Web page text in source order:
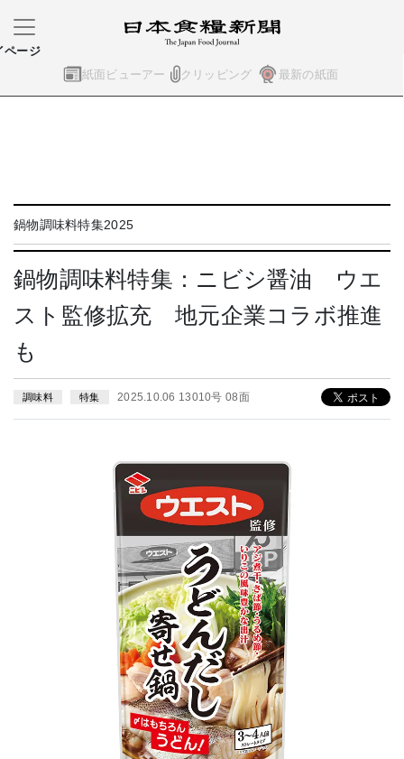
紙面ビューアー クリッピング 最新の紙面
ページ
鍋物調味料特集2025
鍋物調味料特集：ニビシ醤油 ウエ
スト監修拡充 地元企業コラボ推進
も
調味料 特集 2025.10.06 13010号 08面